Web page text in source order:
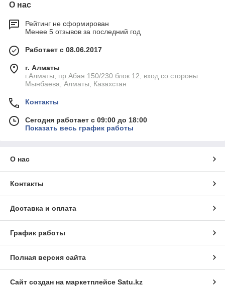
О нас
Рейтинг не сформирован
Менее 5 отзывов за последний год
Работает с 08.06.2017
г. Алматы
г.Алматы, пр.Абая 150/230 блок 12, вход со стороны
Мынбаева, Алматы, Казахстан
Контакты
Сегодня работает с 09:00 до 18:00
Показать весь график работы
О нас
Контакты
Доставка и оплата
График работы
Полная версия сайта
Сайт создан на маркетплейсе Satu.kz